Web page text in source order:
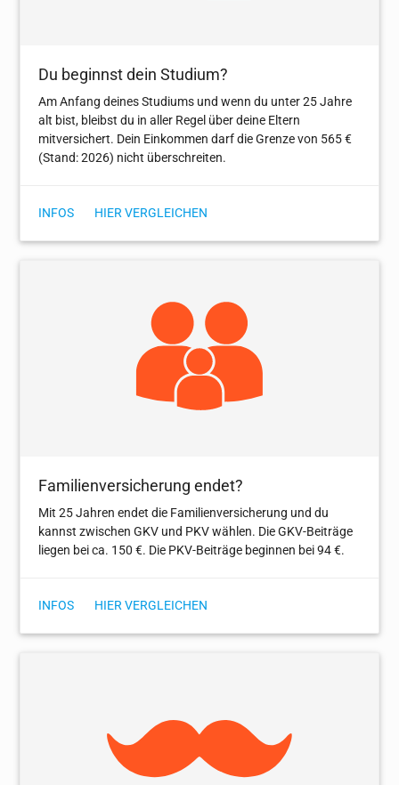
Du beginnst dein Studium?
Am Anfang deines Studiums und wenn du unter 25 Jahre
alt bist, bleibst du in aller Regel über deine Eltern
mitversichert. Dein Einkommen darf die Grenze von 565 €
(Stand: 2026) nicht überschreiten.
INFOS HIER VERGLEICHEN
Familienversicherung endet?
Mit 25 Jahren endet die Familienversicherung und du
kannst zwischen GKV und PKV wählen. Die GKV-Beiträge
liegen bei ca. 150 €. Die PKV-Beiträge beginnen bei 94 €.
INFOS HIER VERGLEICHEN